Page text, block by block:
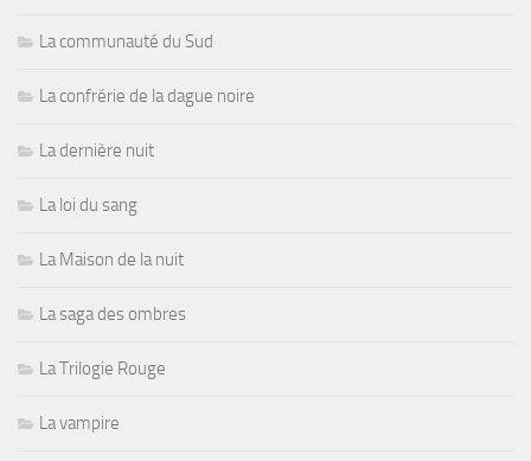
La communauté du Sud
La confrérie de la dague noire
La dernière nuit
La loi du sang
La Maison de la nuit
La saga des ombres
La Trilogie Rouge
La vampire